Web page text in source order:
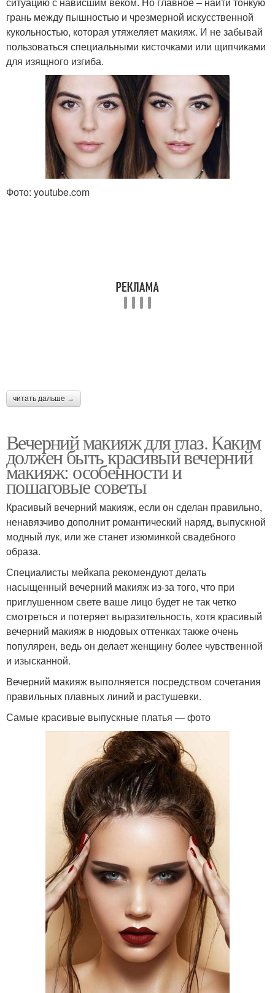
грань между пышностью и чрезмерной искусственной
кукольностью, которая утяжеляет макияж. И не забывай
пользоваться специальными кисточками или щипчиками
для изящного изгиба.
Фото: youtube.com
читать дальше →
Вечерний макияж для глаз. Каким
должен быть красивый вечерний
макияж: особенности и
пошаговые советы
Красивый вечерний макияж, если он сделан правильно,
ненавязчиво дополнит романтический наряд, выпускной
модный лук, или же станет изюминкой свадебного
образа.
Специалисты мейкапа рекомендуют делать
насыщенный вечерний макияж из-за того, что при
приглушенном свете ваше лицо будет не так четко
смотреться и потеряет выразительность, хотя красивый
вечерний макияж в нюдовых оттенках также очень
популярен, ведь он делает женщину более чувственной
и изысканной.
Вечерний макияж выполняется посредством сочетания
правильных плавных линий и растушевки.
Самые красивые выпускные платья — фото